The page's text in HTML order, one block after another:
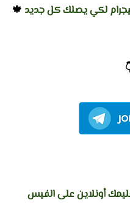
لكي يصلك كل جديد 🍁
أونلاين على الفيس